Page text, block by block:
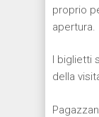
proprio
apertura.
I biglietti
della